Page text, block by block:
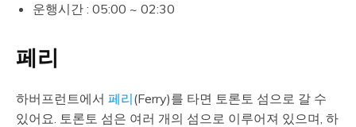
운행시간 : 05:00 ~ 02:30
페리
하버프런트에서 페리(Ferry)를 타면 토론토 섬으로 갈 수
있어요. 토론토 섬은 여러 개의 섬으로 이루어져 있으며, 하